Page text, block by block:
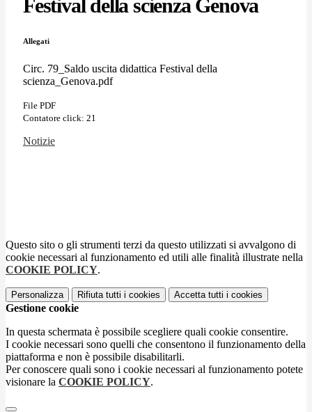
Festival della scienza Genova
Allegati
Circ. 79_Saldo uscita didattica Festival della
scienza_Genova.pdf
File PDF
Contatore click: 21
Notizie
Questo sito o gli strumenti terzi da questo utilizzati si avvalgono di
cookie necessari al funzionamento ed utili alle finalità illustrate nella
COOKIE POLICY.
Personalizza Rifiuta tutti i cookies Accetta tutti i cookies
Gestione cookie
In questa schermata è possibile scegliere quali cookie consentire.
I cookie necessari sono quelli che consentono il funzionamento della
piattaforma e non è possibile disabilitarli.
Per conoscere quali sono i cookie necessari al funzionamento potete
visionare la COOKIE POLICY.